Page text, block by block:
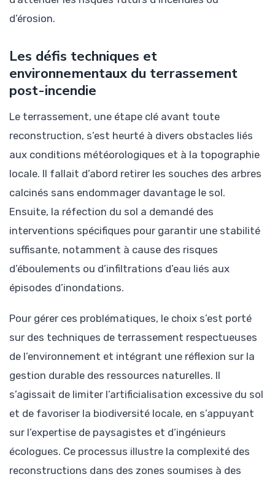
d’érosion.
Les défis techniques et
environnementaux du terrassement
post-incendie
Le terrassement, une étape clé avant toute
reconstruction, s’est heurté à divers obstacles liés
aux conditions météorologiques et à la topographie
locale. Il fallait d’abord retirer les souches des arbres
calcinés sans endommager davantage le sol.
Ensuite, la réfection du sol a demandé des
interventions spécifiques pour garantir une stabilité
suffisante, notamment à cause des risques
d’éboulements ou d’infiltrations d’eau liés aux
épisodes d’inondations.
Pour gérer ces problématiques, le choix s’est porté
sur des techniques de terrassement respectueuses
de l’environnement et intégrant une réflexion sur la
gestion durable des ressources naturelles. Il
s’agissait de limiter l’artificialisation excessive du sol
et de favoriser la biodiversité locale, en s’appuyant
sur l’expertise de paysagistes et d’ingénieurs
écologues. Ce processus illustre la complexité des
reconstructions dans des zones soumises à des